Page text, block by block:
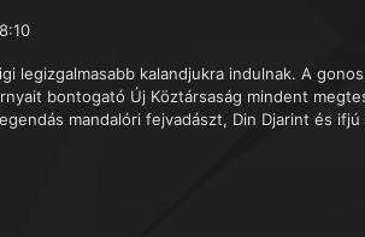
legizgalmasabb kalandjukra indulnak. A
bontogató Új Köztársaság mindent
mandalóri fejvadászt, Din Djarint és